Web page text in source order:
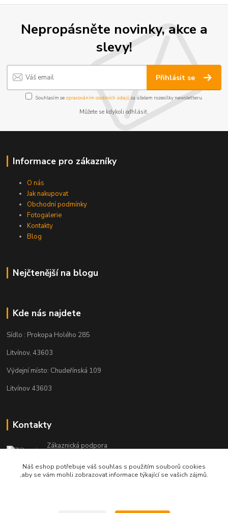
Nepropásněte novinky, akce a
slevy!
Přihlásit se
Souhlasím se zpracováním osobních údajůza účelem rozesílky newsletteru.
Můžete se kdykoli odhlásit.
Informace pro zákazníky
O nás
Jak nakupovat
Obchodní podmínky
Fotogalerie
Kontakty
Blog
Nejčtenější na blogu
Kde nás najdete
Sídlo : Prokopa Holého 285
Litvínov, 43603
Výdejní místo: Chudeřínská 109
Litvínov 43603
Kontakty
Zákaznická podpora
(Po-Pá, 8-16 hod.)
Náš eshop potřebuje váš souhlas s použitím souborů cookies
,aby se vám mohli zobrazovat informace týkající se vašich zájmů.